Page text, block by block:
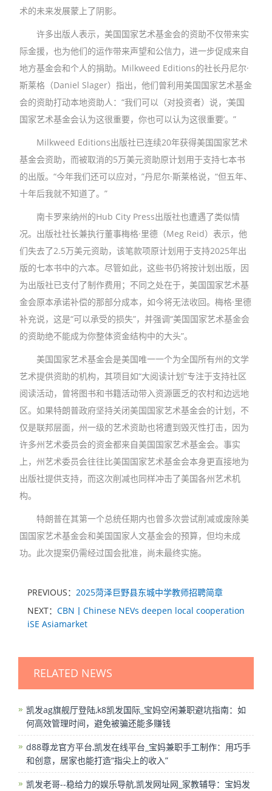
术的未来发展蒙上了阴影。
许多出版人表示，美国国家艺术基金会的资助不仅带来实
际金援，也为他们的运作带来声望和公信力，进一步促成来自
地方基金会和个人的捐助。Milkweed Editions的社长丹尼尔·
斯莱格（Daniel Slager）指出，他们曾利用美国国家艺术基金
会的资助打动本地资助人：“我们可以（对投资者）说，‘美国
国家艺术基金会认为这很重要，你也可以认为这很重要’。”
Milkweed Editions出版社已连续20年获得美国国家艺术
基金会资助，而被取消的5万美元资助原计划用于支持七本书
的出版。“今年我们还可以应对，”丹尼尔·斯莱格说，“但五年、
十年后我就不知道了。”
南卡罗来纳州的Hub City Press出版社也遭遇了类似情
况。出版社社长兼执行董事梅格·里德（Meg Reid）表示，他
们失去了2.5万美元资助，该笔款项原计划用于支持2025年出
版的七本书中的六本。尽管如此，这些书仍将按计划出版，因
为出版社已支付了制作费用；不同之处在于，美国国家艺术基
金会原本承诺补偿的那部分成本，如今将无法收回。梅格·里德
补充说，这是“可以承受的损失”，并强调“美国国家艺术基金会
的资助绝不能成为你整体资金结构中的大头”。
美国国家艺术基金会是美国唯一一个为全国所有州的文学
艺术提供资助的机构，其项目如“大阅读计划”专注于支持社区
阅读活动，曾将图书和书籍活动带入资源匮乏的农村和边远地
区。如果特朗普政府坚持关闭美国国家艺术基金会的计划，不
仅是联邦层面，州一级的艺术资助也将遭到毁灭性打击，因为
许多州艺术委员会的资金都来自美国国家艺术基金会。事实
上，州艺术委员会往往比美国国家艺术基金会本身更直接地为
出版社提供支持，而这次削减也同样冲击了美国各州艺术机
构。
特朗普在其第一个总统任期内也曾多次尝试削减或废除美
国国家艺术基金会和美国国家人文基金会的预算，但均未成
功。此次提案仍需经过国会批准，尚未最终实施。
PREVIOUS： 2025菏泽巨野县东城中学教师招聘简章
NEXT： CBN丨Chinese NEVs deepen local cooperation
iSE Asiamarket
RELATED NEWS
凯发ag旗舰厅登陆,k8凯发国际_宝妈空闲兼职避坑指南：如
何高效管理时间，避免被骗还能多赚钱
d88尊龙官方平台,凯发在线平台_宝妈兼职手工制作：用巧手
和创意，居家也能打造“指尖上的收入”
凯发老哥--稳给力的娱乐导航,凯发网址网_家教辅导：宝妈发